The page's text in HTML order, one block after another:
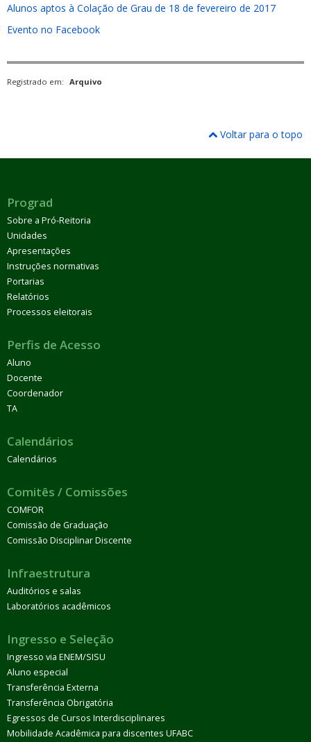
Alunos aptos à Colação de Grau de 18 de fevereiro de 2017
Evento no Facebook
Registrado em: Arquivo
Voltar para o topo
Prograd
Sobre a Pró-Reitoria
Unidades
Apresentações
Instruções normativas
Portarias
Relatórios
Processos eleitorais
Perfis de Acesso
Aluno
Docente
Coordenador
TA
Calendários
Calendários
Comitês / Comissões
COMFOR
Comissão de Graduação
Comissão Disciplinar Discente
Infraestrutura
Auditórios e salas
Laboratórios acadêmicos
Ingresso e Seleção
Ingresso via ENEM/SISU
Aluno especial
Transferência Externa
Transferência Obrigatória
Egressos de Cursos Interdisciplinares
Mobilidade Acadêmica para discentes UFABC